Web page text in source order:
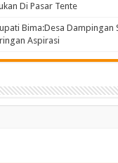
Di Pasar Tente
Bima:Desa Dampingan
Aspirasi